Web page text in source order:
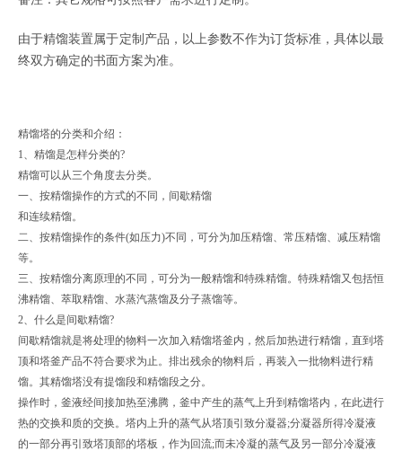
由于精馏装置属于定制产品，以上参数不作为订货标准，具体以最
终双方确定的书面方案为准。
精馏塔的分类和介绍：
1、精馏是怎样分类的?
精馏可以从三个角度去分类。
一、按精馏操作的方式的不同，间歇精馏
和连续精馏。
二、按精馏操作的条件(如压力)不同，可分为加压精馏、常压精馏、减压精馏
等。
三、按精馏分离原理的不同，可分为一般精馏和特殊精馏。特殊精馏又包括恒
沸精馏、萃取精馏、水蒸汽蒸馏及分子蒸馏等。
2、什么是间歇精馏?
间歇精馏就是将处理的物料一次加入精馏塔釜内，然后加热进行精馏，直到塔
顶和塔釜产品不符合要求为止。排出残余的物料后，再装入一批物料进行精
馏。其精馏塔没有提馏段和精馏段之分。
操作时，釜液经间接加热至沸腾，釜中产生的蒸气上升到精馏塔内，在此进行
热的交换和质的交换。塔内上升的蒸气从塔顶引致分凝器;分凝器所得冷凝液
的一部分再引致塔顶部的塔板，作为回流;而未冷凝的蒸气及另一部分冷凝液